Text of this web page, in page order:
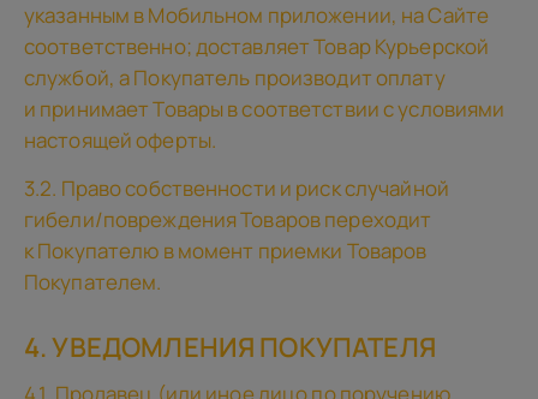
указанным в Мобильном приложении, на Сайте
соответственно; доставляет Товар Курьерской
службой, а Покупатель производит оплату
и принимает Товары в соответствии с условиями
настоящей оферты.
3.2. Право собственности и риск случайной
гибели/повреждения Товаров переходит
к Покупателю в момент приемки Товаров
Покупателем.
4. УВЕДОМЛЕНИЯ ПОКУПАТЕЛЯ